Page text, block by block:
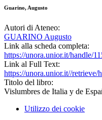
Guarino, Augusto
Autori di Ateneo:
GUARINO Augusto
Link alla scheda completa:
https://unora.unior.it/handle/
Link al Full Text:
https://unora.unior.it//
Titolo del libro:
Vislumbres de Italia y de
Utilizzo dei cookie